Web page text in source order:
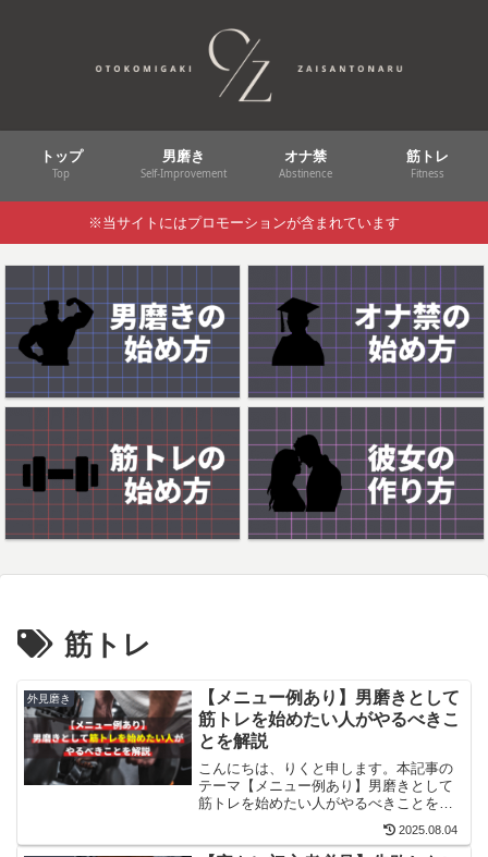
トップ
Top
男磨き
Self-Improvement
オナ禁
Abstinence
筋トレ
Fitness
※当サイトにはプロモーションが含まれています
筋トレ
外見磨き
【メニュー例あり】男磨きとして
筋トレを始めたい人がやるべきこ
とを解説
こんにちは、りくと申します。本記事の
テーマ【メニュー例あり】男磨きとして
筋トレを始めたい人がやるべきことを解
説読者さんへの前置きメッセージ本記事
では、男磨きの第一歩として、筋トレを
2025.08.04